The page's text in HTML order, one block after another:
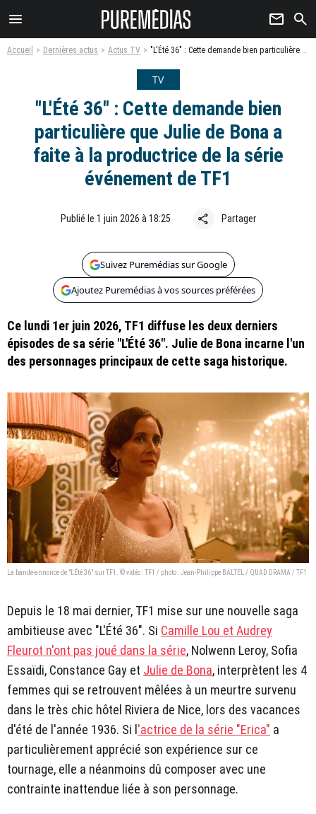
menu newsletter search
Accueil Dernières actus Actus TV "L'Été 36" : Cette demande bien particulière que Julie de Bona a faite à la productrice de la série événement de TF1
TV
"L'Été 36" : Cette demande bien
particulière que Julie de Bona a
faite à la productrice de la série
événement de TF1
Publié le 1 juin 2026 à 18:25 share Partager
Suivez Puremédias sur Google
Ajoutez Puremédias à vos sources préférées
Ce lundi 1er juin 2026, TF1 diffuse les deux derniers
épisodes de sa série "L'Été 36". Julie de Bona incarne l'un
des personnages principaux de cette saga historique.
La bande-annonce de "L'Été 36" sur TF1. © vidéo : TF1 / photo : Jean-Philippe BALTEL / QUAD DRAMA / TF1
Depuis le 18 mai dernier, TF1 mise sur une nouvelle saga
ambitieuse avec "L'Été 36". Si Camille Lou et Audrey
Fleurot n'ont pas joué dans la série, Nolwenn Leroy, Sofia
Essaïdi, Constance Gay et Julie de Bona, interprètent les 4
femmes qui se retrouvent mêlées à un meurtre survenu
dans le très chic hôtel Riviera de Nice, lors des vacances
d'été de l'année 1936. Si l'actrice de la série "Erica" a
particulièrement apprécié son expérience sur ce
tournage, elle a néanmoins dû composer avec une
contrainte inattendue liée à son personnage.